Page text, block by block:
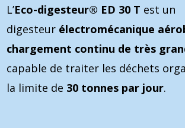
L’Eco-digesteur® ED 30 T est un
digesteur électromécanique
chargement continu de très
capable de traiter les déchets
la limite de 30 tonnes par jour.